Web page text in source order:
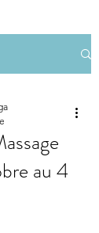
au 4